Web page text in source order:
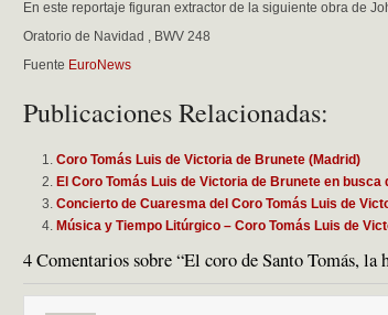
En este reportaje figuran extractor de la siguiente obra de
Oratorio de Navidad , BWV 248
Fuente EuroNews
Publicaciones Relacionadas:
Coro Tomás Luis de Victoria de Brunete (Madrid)
El Coro Tomás Luis de Victoria de Brunete en busca
Concierto de Cuaresma del Coro Tomás Luis de
Música y Tiempo Litúrgico – Coro Tomás Luis de
4 Comentarios sobre “El coro de Santo Tomás, la